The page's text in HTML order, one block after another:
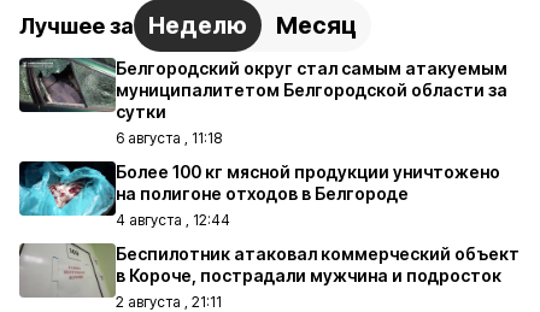
Лучшее за Неделю Месяц
Белгородский округ стал самым атакуемым
муниципалитетом Белгородской области за
сутки
6 августа , 11:18
Более 100 кг мясной продукции уничтожено
на полигоне отходов в Белгороде
4 августа , 12:44
Беспилотник атаковал коммерческий объект
в Короче, пострадали мужчина и подросток
2 августа , 21:11